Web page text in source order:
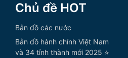
Chủ đề HOT
Bản đồ các nước
Bản đồ hành chính Việt Nam
và 34 tỉnh thành mới 2025 ⭐